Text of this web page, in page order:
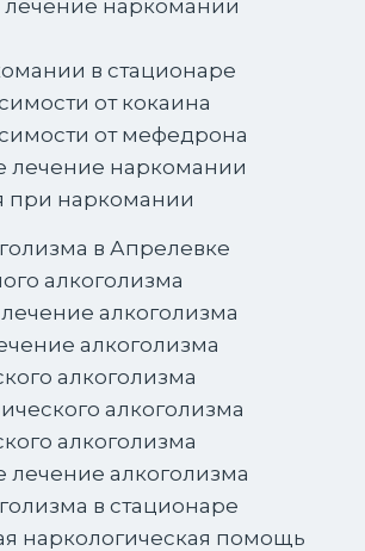
наркомании
в стационаре
от кокаина
от мефедрона
лечение наркомании
при наркомании
в Апрелевке
алкоголизма
алкоголизма
алкоголизма
алкоголизма
алкоголизма
алкоголизма
лечение алкоголизма
в стационаре
наркологическая помощь